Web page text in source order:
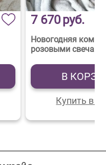
7 670руб.
Новогодняя
розовыми свечами
В
Купить в 1